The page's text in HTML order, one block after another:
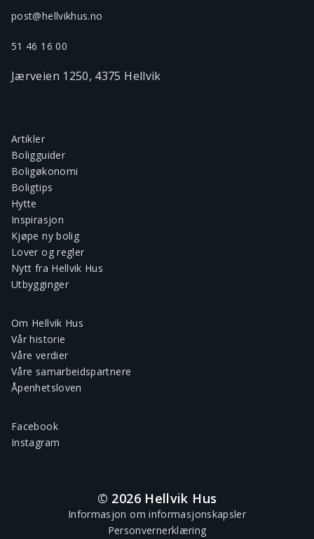
post@hellvikhus.no
51 46 16 00
Jærveien 1250, 4375 Hellvik
Artikler
Boligguider
Boligøkonomi
Boligtips
Hytte
Inspirasjon
Kjøpe ny bolig
Lover og regler
Nytt fra Hellvik Hus
Utbygginger
Om Hellvik Hus
Vår historie
Våre verdier
Våre samarbeidspartnere
Åpenhetsloven
Facebook
Instagram
© 2026 Hellvik Hus
Informasjon om informasjonskapsler
Personvernerklæring